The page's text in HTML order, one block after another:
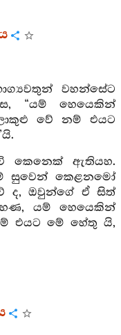
වහන්සේට
“යම් හෙයෙකින්
වේ නම් එයට
කෙනෙක් ඇතියහ.
සුවෙන් කෙළනමෝ
ද, ඔවුන්ගේ ඒ සිත්
යම් හෙයෙකින්
එයට මේ හේතු යි,